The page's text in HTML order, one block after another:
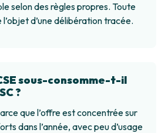
selon des règles propres. Toute
d’une délibération tracée.
sous-consomme-t-il
?
que l’offre est concentrée sur
dans l’année, avec peu d’usage